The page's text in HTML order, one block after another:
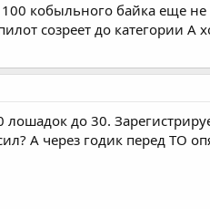
кобыльного байка еще
созреет до категории А
до 30.
А через годик перед ТО